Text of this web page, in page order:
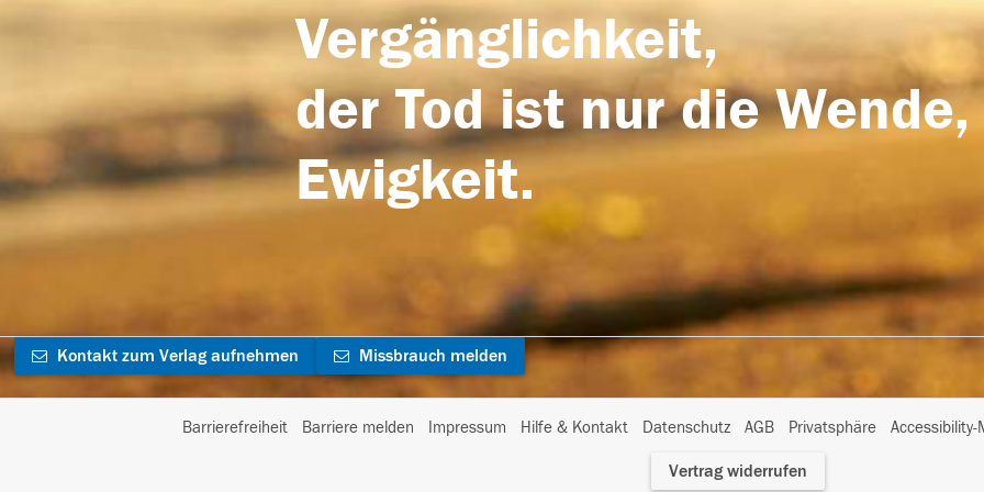
Vergänglichkeit,
der Tod ist nur die
Ewigkeit.
Kontakt zum Verlag aufnehmen Missbrauch melden
Barrierefreiheit Barriere melden Impressum Hilfe & Kontakt Datenschutz AGB Privatsphäre
I
Vertrag widerrufen